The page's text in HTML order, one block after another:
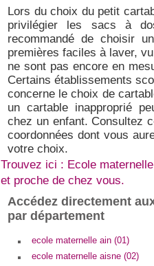
Lors du choix du petit
privilégier les sacs à
recommandé de choisir
premières faciles à laver,
ne sont pas encore en
Certains établissements
concerne le choix de
un cartable inapproprié
chez un enfant. Consultez
coordonnées dont vous
votre choix.
Trouvez ici : Ecole
et proche de chez vous.
Accédez directement
par département
ecole maternelle ain (01)
ecole maternelle aisne (02)